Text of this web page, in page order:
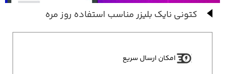
کتونی نایک بلیزر مناسب استفاده روز مره
امکان ارسال سریع